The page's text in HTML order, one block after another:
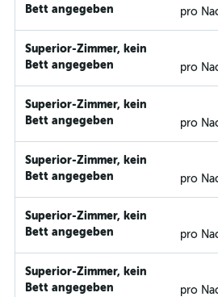
Bett angegeben
pro
Superior-Zimmer, kein
Bett angegeben
pro
Superior-Zimmer, kein
Bett angegeben
pro
Superior-Zimmer, kein
Bett angegeben
pro
Superior-Zimmer, kein
Bett angegeben
pro
Superior-Zimmer, kein
Bett angegeben
pro